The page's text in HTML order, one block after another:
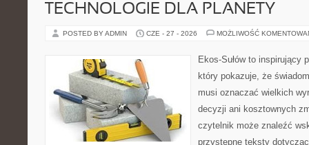
TECHNOLOGIE DLA PLANETY
POSTED BY ADMIN CZE - 27 - 2026 MOŻLIWOŚĆ
Ekos-Sułów to inspirujący
który pokazuje, że
musi oznaczać wielkich
decyzji ani kosztownych
czytelnik może znaleźć
przystępne teksty